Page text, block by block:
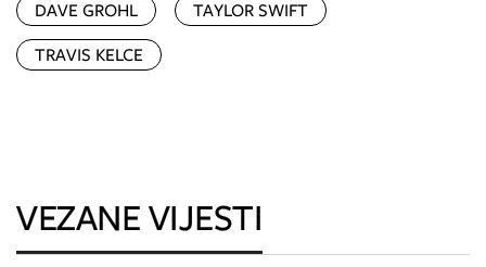
DAVE GROHL
TAYLOR SWIFT
TRAVIS KELCE
VEZANE VIJESTI